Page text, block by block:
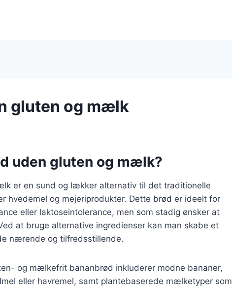
gluten og mælk
uden gluten og mælk?
er en sund og lækker alternativ til det traditionelle
hvedemel og mejeriprodukter. Dette brød er ideelt for
eller laktoseintolerance, men som stadig ønsker at
at bruge alternative ingredienser kan man skabe et
nærende og tilfredsstillende.
og mælkefrit bananbrød inkluderer modne bananer,
eller havremel, samt plantebaserede mælketyper som